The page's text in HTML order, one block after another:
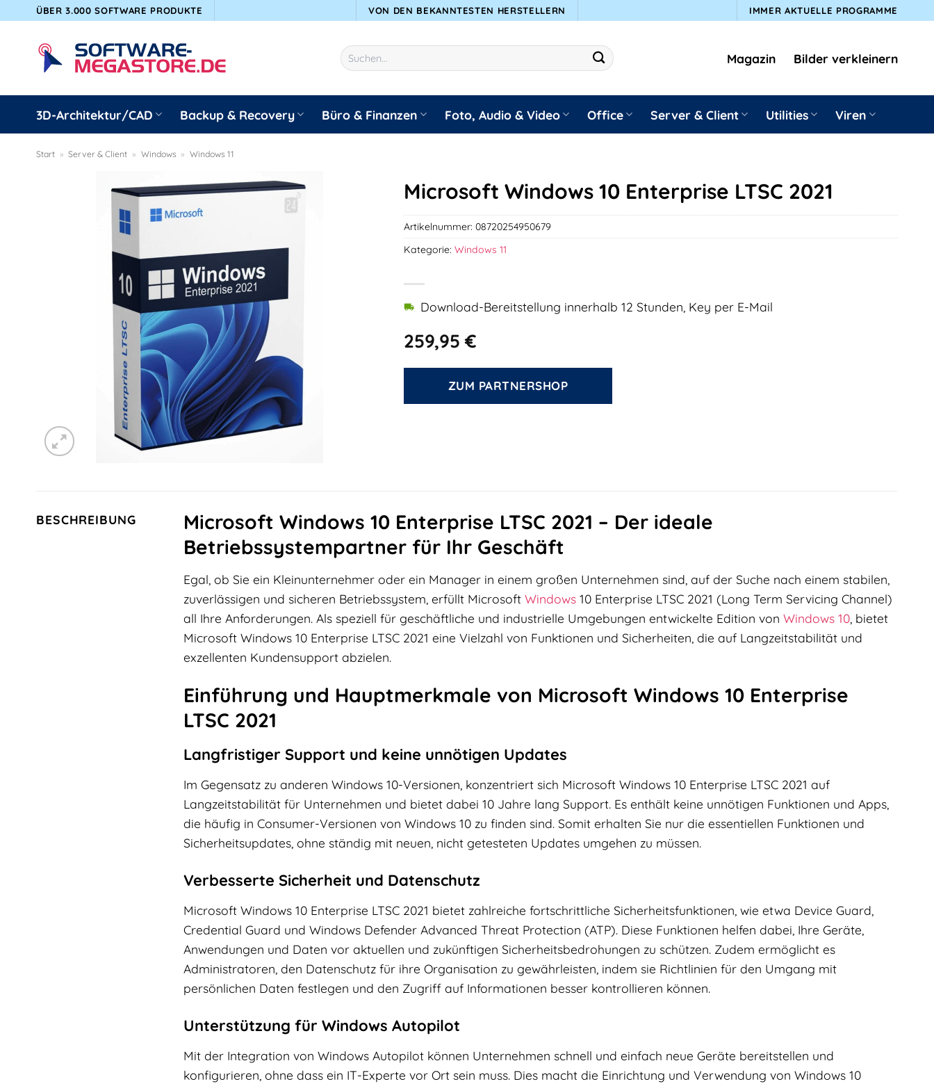
springen
ÜBER 3.000 SOFTWARE PRODUKTE VON DEN BEKANNTESTEN HERSTELLERN IMMER AKTUELLE PROGRAMME
Suchen
nach:
Magazin Bilder verkleinern
3D-Architektur/CAD Backup & Recovery Büro & Finanzen Foto, Audio & Video Office Server & Client Utilities Viren
Start » Server & Client » Windows » Windows 11
Microsoft Windows 10 Enterprise LTSC 2021
259,95€
Download-Bereitstellung innerhalb 12 Stunden, Key per E-Mail
ZUM PARTNERSHOP
Artikelnummer:08720254950679
Kategorie:Windows 11
BESCHREIBUNG
Microsoft Windows 10 Enterprise LTSC 2021 – Der ideale
Betriebssystempartner für Ihr Geschäft
Egal, ob Sie ein Kleinunternehmer oder ein Manager in einem großen Unternehmen sind, auf der Suche nach einem stabilen,
zuverlässigen und sicheren Betriebssystem, erfüllt Microsoft Windows10 Enterprise LTSC 2021 (Long Term Servicing Channel)
all Ihre Anforderungen. Als speziell für geschäftliche und industrielle Umgebungen entwickelte Edition von Windows 10, bietet
Microsoft Windows 10 Enterprise LTSC 2021 eine Vielzahl von Funktionen und Sicherheiten, die auf Langzeitstabilität und
exzellenten Kundensupport abzielen.
Einführung und Hauptmerkmale von Microsoft Windows 10 Enterprise
LTSC 2021
Langfristiger Support und keine unnötigen Updates
Im Gegensatz zu anderen Windows 10-Versionen, konzentriert sich Microsoft Windows 10 Enterprise LTSC 2021 auf
Langzeitstabilität für Unternehmen und bietet dabei 10 Jahre lang Support. Es enthält keine unnötigen Funktionen und Apps,
die häufig in Consumer-Versionen von Windows 10 zu finden sind. Somit erhalten Sie nur die essentiellen Funktionen und
Sicherheitsupdates, ohne ständig mit neuen, nicht getesteten Updates umgehen zu müssen.
Verbesserte Sicherheit und Datenschutz
Microsoft Windows 10 Enterprise LTSC 2021 bietet zahlreiche fortschrittliche Sicherheitsfunktionen, wie etwa Device Guard,
Credential Guard und Windows Defender Advanced Threat Protection (ATP). Diese Funktionen helfen dabei, Ihre Geräte,
Anwendungen und Daten vor aktuellen und zukünftigen Sicherheitsbedrohungen zu schützen. Zudem ermöglicht es
Administratoren, den Datenschutz für ihre Organisation zu gewährleisten, indem sie Richtlinien für den Umgang mit
persönlichen Daten festlegen und den Zugriff auf Informationen besser kontrollieren können.
Unterstützung für Windows Autopilot
Mit der Integration von Windows Autopilot können Unternehmen schnell und einfach neue Geräte bereitstellen und
konfigurieren, ohne dass ein IT-Experte vor Ort sein muss. Dies macht die Einrichtung und Verwendung von Windows 10